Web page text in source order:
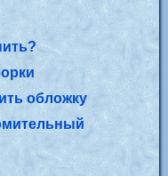
обложку